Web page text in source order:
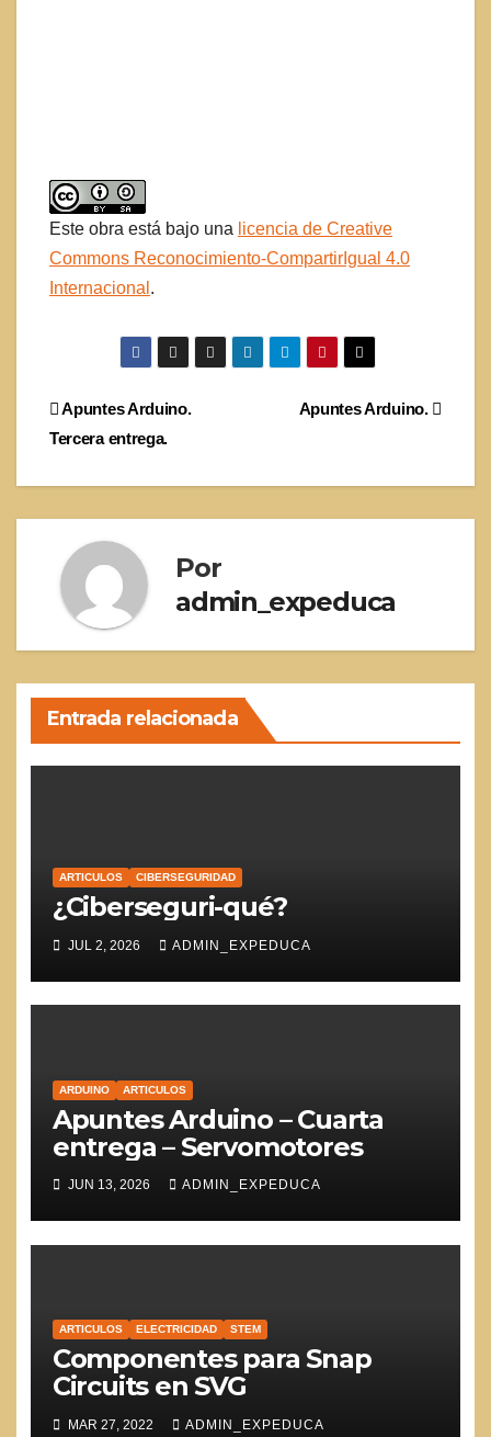
Este obra está bajo una licencia de Creative
Commons Reconocimiento-CompartirIgual 4.0
Internacional .
Navegación
Apuntes Arduino.
Apuntes Arduino.
Tercera entrega.
Por
admin_expeduca
Entrada relacionada
ARTICULOS CIBERSEGURIDAD
¿Ciberseguri-qué?
JUL 2, 2026 ADMIN_EXPEDUCA
ARDUINO ARTICULOS
Apuntes Arduino – Cuarta
entrega – Servomotores
JUN 13, 2026 ADMIN_EXPEDUCA
ARTICULOS ELECTRICIDAD STEM
Componentes para Snap
Circuits en SVG
MAR 27, 2022 ADMIN_EXPEDUCA